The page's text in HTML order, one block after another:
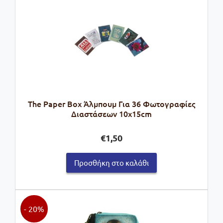
The Paper Box Άλμπουμ Για 36 Φωτογραφίες
Διαστάσεων 10x15cm
€1,50
Προσθήκη στο καλάθι
- 20%